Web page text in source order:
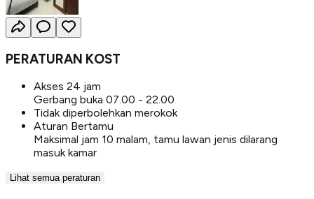
PERATURAN KOST
Akses 24 jam
Gerbang buka 07.00 - 22.00
Tidak diperbolehkan merokok
Aturan Bertamu
Maksimal jam 10 malam, tamu lawan jenis dilarang
masuk kamar
Lihat semua peraturan